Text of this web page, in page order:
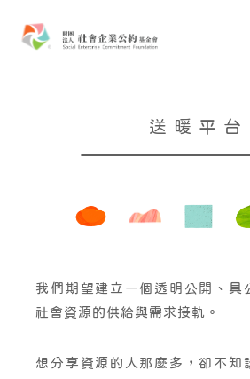
送暖平台
我們期望建立一個透明公開、具
社會資源的供給與需求接軌。
想分享資源的人那麼多，卻不知